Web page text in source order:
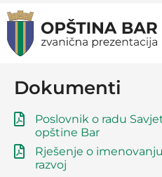
Dokumenti
Poslovnik o radu
opštine Bar
Rješenje o
razvoj